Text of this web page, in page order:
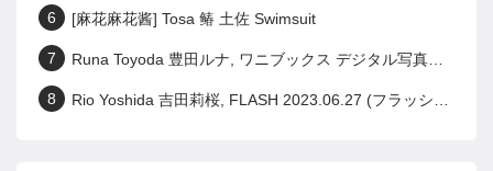
6 [麻花麻花酱] Tosa 䲠 土佐 Swimsuit
7 Runa Toyoda 豊田ルナ, ワニブックス デジタル写真集 『 君の笑顔が好きなんだ 』 Set.01
8 Rio Yoshida 吉田莉桜, FLASH 2023.06.27 (フラッシュ 2023年6月27日号)